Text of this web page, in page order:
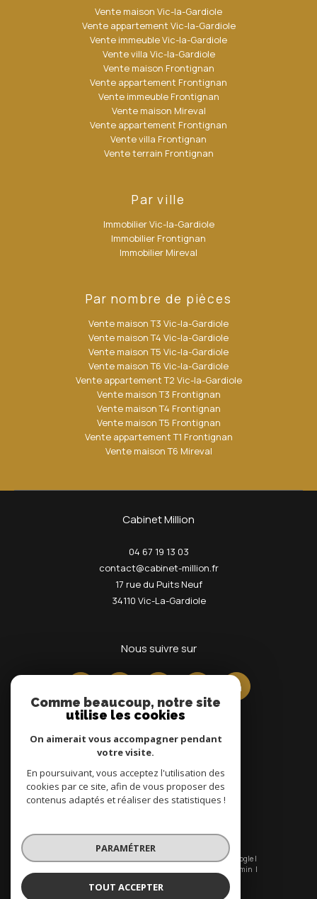
Vente maison Vic-la-Gardiole
Vente appartement Vic-la-Gardiole
Vente immeuble Vic-la-Gardiole
Vente villa Vic-la-Gardiole
Vente maison Frontignan
Vente appartement Frontignan
Vente immeuble Frontignan
Vente maison Mireval
Vente appartement Frontignan
Vente villa Frontignan
Vente terrain Frontignan
Par ville
Immobilier Vic-la-Gardiole
Immobilier Frontignan
Immobilier Mireval
Par nombre de pièces
Vente maison T3 Vic-la-Gardiole
Vente maison T4 Vic-la-Gardiole
Vente maison T5 Vic-la-Gardiole
Vente maison T6 Vic-la-Gardiole
Vente appartement T2 Vic-la-Gardiole
Vente maison T3 Frontignan
Vente maison T4 Frontignan
Vente maison T5 Frontignan
Vente appartement T1 Frontignan
Vente maison T6 Mireval
Cabinet Million
04 67 19 13 03
contact@cabinet-million.fr
17 rue du Puits Neuf
34110
Vic-La-Gardiole
nous suivre sur
Adhérents
© 2026 | Tous droits réservés | Traduction powered by Google |
Admin
Comme beaucoup, notre site
utilise les cookies
On aimerait vous accompagner pendant
votre visite.
En poursuivant, vous acceptez l'utilisation des
cookies par ce site, afin de vous proposer des
contenus adaptés et réaliser des statistiques !
PARAMÉTRER
TOUT ACCEPTER